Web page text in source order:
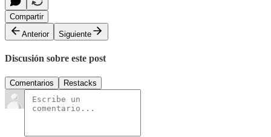
Compartir
Anterior
Siguiente
Discusión sobre este post
Comentarios Restacks